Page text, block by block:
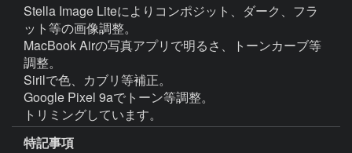
Stella Image Liteによりコンポジット、ダーク、フラ
ット等の画像調整。
MacBook Airの写真アプリで明るさ、トーンカーブ等
調整。
Sirilで色、カブリ等補正。
Google Pixel 9aでトーン等調整。
トリミングしています。
特記事項